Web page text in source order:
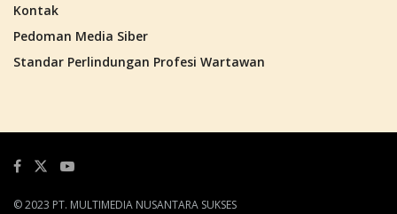
Kontak
Pedoman Media Siber
Standar Perlindungan Profesi Wartawan
© 2023 PT. MULTIMEDIA NUSANTARA SUKSES